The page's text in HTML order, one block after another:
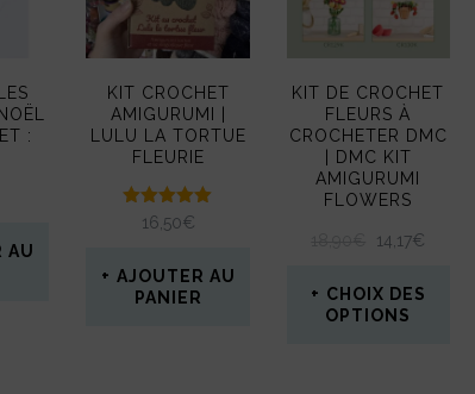
:
AU
KIT CROCHET
AMIGURUMI |
LULU LA TORTUE
FLEURIE
Note
5.00
16,50€
AJOUTER AU
PANIER
KIT DE CROCHET
FLEURS À
CROCHETER DMC
| DMC KIT
AMIGURUMI
FLOWERS
LE
INITIAL
ÉTAIT :
14,17€
CHOIX DES
OPTIONS